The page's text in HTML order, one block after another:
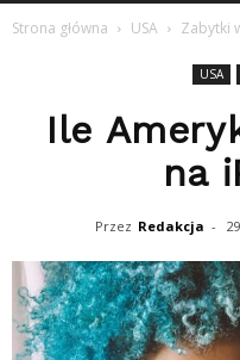
Strona główna USA Zabytki
USA
Ile
na
Przez Redakcja -